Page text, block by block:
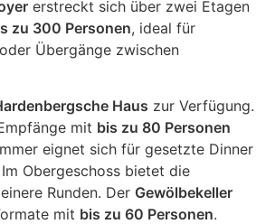
erstreckt sich über zwei Etagen
zu 300 Personen, ideal für
Übergänge zwischen
Haus zur Verfügung.
mit bis zu 80 Personen
eignet sich für gesetzte Dinner
Im Obergeschoss bietet die
Runden. Der Gewölbekeller
mit bis zu 60 Personen.